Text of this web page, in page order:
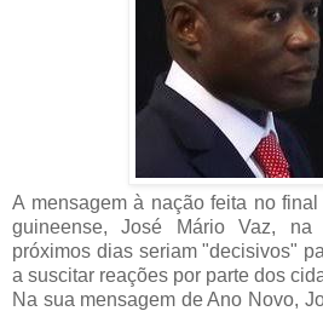
A mensagem à nação feita no
guineense, José Mário Vaz,
próximos dias seriam "decisivos"
a suscitar reações por parte dos
Na sua mensagem de Ano Novo,